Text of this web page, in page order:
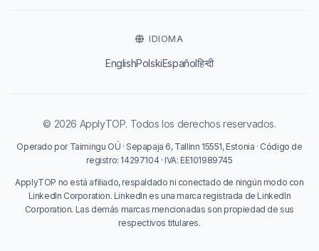
IDIOMA
EnglishPolskiEspañolहिन्दी
© 2026 ApplyTOP. Todos los derechos reservados.
Operado por Taimingu OÜ · Sepapaja 6, Tallinn 15551, Estonia · Código de
registro: 14297104 · IVA: EE101989745
ApplyTOP no está afiliado, respaldado ni conectado de ningún modo con
LinkedIn Corporation. LinkedIn es una marca registrada de LinkedIn
Corporation. Las demás marcas mencionadas son propiedad de sus
respectivos titulares.